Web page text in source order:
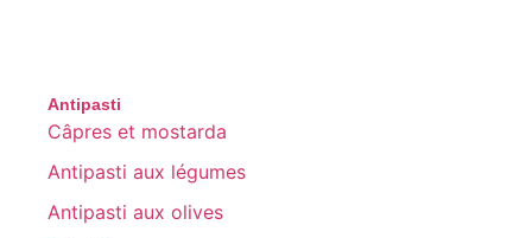
Antipasti
Câpres et mostarda
Antipasti aux légumes
Antipasti aux olives